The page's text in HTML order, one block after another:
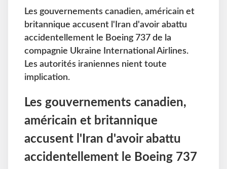
Les gouvernements canadien, américain et
britannique accusent l'Iran d'avoir abattu
accidentellement le Boeing 737 de la
compagnie Ukraine International Airlines.
Les autorités iraniennes nient toute
implication.
Les gouvernements canadien,
américain et britannique
accusent l'Iran d'avoir abattu
accidentellement le Boeing 737